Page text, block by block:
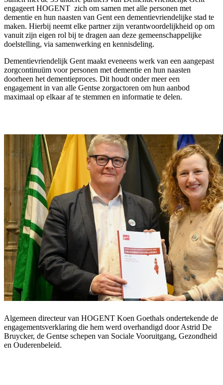
engageert HOGENT zich om samen met alle personen met
dementie en hun naasten van Gent een dementievriendelijke stad te
maken. Hierbij neemt elke partner zijn verantwoordelijkheid op om
vanuit zijn eigen rol bij te dragen aan deze gemeenschappelijke
doelstelling, via samenwerking en kennisdeling.
Dementievriendelijk Gent maakt eveneens werk van een aangepast
zorgcontinuüm voor personen met dementie en hun naasten
doorheen het dementieproces. Dit houdt onder meer een
engagement in van alle Gentse zorgactoren om hun aanbod
maximaal op elkaar af te stemmen en informatie te delen.
Algemeen directeur van HOGENT Koen Goethals ondertekende de
engagementsverklaring die hem werd overhandigd door Astrid De
Bruycker, de Gentse schepen van Sociale Vooruitgang, Gezondheid
en Ouderenbeleid.